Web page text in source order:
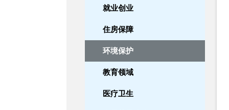
就业创业
住房保障
环境保护
教育领域
医疗卫生